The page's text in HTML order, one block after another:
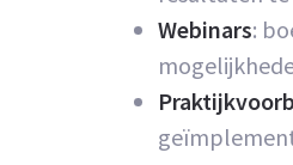
Webinars: